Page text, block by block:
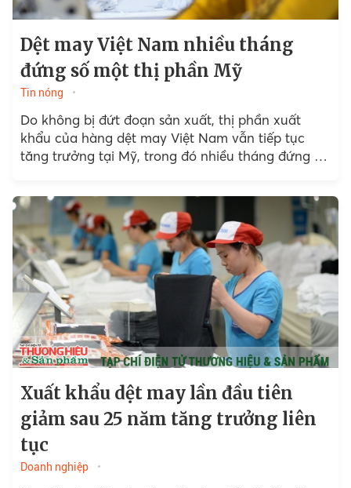
Dệt may Việt Nam nhiều tháng
đứng số một thị phần Mỹ
Tin nóng
Do không bị đứt đoạn sản xuất, thị phần xuất
khẩu của hàng dệt may Việt Nam vẫn tiếp tục
tăng trưởng tại Mỹ, trong đó nhiều tháng đứng ở
Xuất khẩu dệt may lần đầu tiên
giảm sau 25 năm tăng trưởng liên
tục
Doanh nghiệp